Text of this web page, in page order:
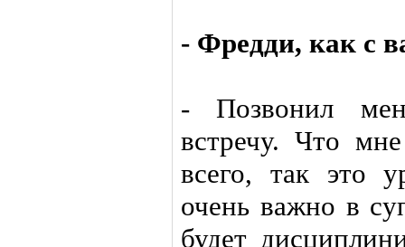
- Фредди, как с
- Позвонил
встречу. Что
всего, так это
очень важно в
будет